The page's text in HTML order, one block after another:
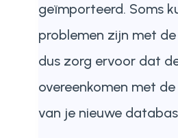
geïmporteerd. Soms
problemen zijn met
dus zorg ervoor dat
overeenkomen met
van je nieuwe